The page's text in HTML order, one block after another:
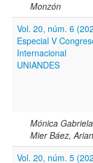
Archivo(s)
Fecha
Hasta
Monzón
Vol. 20, núm. 6
Especial V
Internacional
UNIANDES
Mónica
Mier Báez,
Vol. 20, núm. 5